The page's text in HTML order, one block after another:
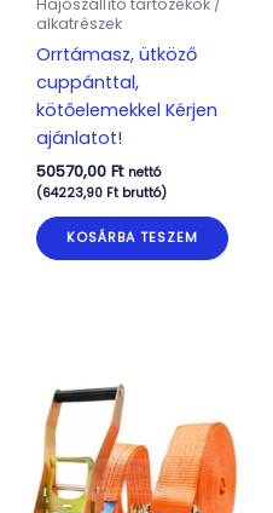
alkatrészek
Orrtámasz, ütköző
cuppánttal,
kötőelemekkel Kérjen
ajánlatot!
50570,00 Ft nettó
(64223,90 Ftbruttó)
KOSÁRBA TESZEM